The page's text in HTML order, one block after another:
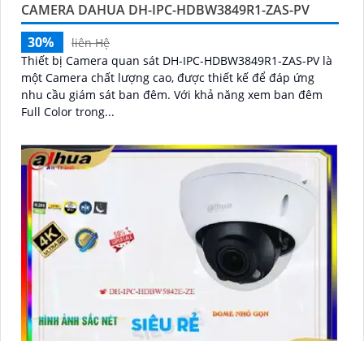
CAMERA DAHUA DH-IPC-HDBW3849R1-ZAS-PV
30%
liên Hệ
Thiết bị Camera quan sát DH-IPC-HDBW3849R1-ZAS-PV là
một Camera chất lượng cao, được thiết kế để đáp ứng
nhu cầu giám sát ban đêm. Với khả năng xem ban đêm
Full Color trong...